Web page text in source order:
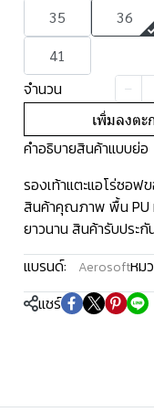
35 36
41
จำนวน
เพิ่มลงตะ
คำอธิบายสินค้าแบบย่อ
รองเท้าแตะแอโร่ซอ
สินค้าคุณภาพ พื้น PU
ยาวนาน สินค้ารับประ
แบรนด์:
Aerosoftหม
แชร์